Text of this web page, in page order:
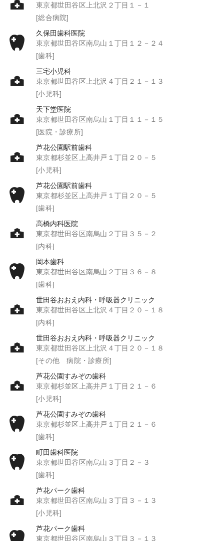
東京都世田谷区上北沢２丁目１－１
[総合病院]
久保田歯科医院
東京都世田谷区南烏山１丁目１２－２４
[歯科]
三宅小児科
東京都世田谷区上北沢４丁目２１－１３
[小児科]
天下堂医院
東京都世田谷区南烏山１丁目１１－１５
[医院・診療所]
芦花公園駅前歯科
東京都杉並区上高井戸１丁目２０－５
[小児科]
芦花公園駅前歯科
東京都杉並区上高井戸１丁目２０－５
[歯科]
高橋内科医院
東京都世田谷区南烏山２丁目３５－２
[内科]
岡本歯科
東京都世田谷区南烏山２丁目３６－８
[歯科]
世田谷おおえ内科・呼吸器クリニック
東京都世田谷区上北沢４丁目２０－１８
[内科]
世田谷おおえ内科・呼吸器クリニック
東京都世田谷区上北沢４丁目２０－１８
[その他 病院・診療所]
芦花公園すみぞの歯科
東京都杉並区上高井戸１丁目２１－６
[小児科]
芦花公園すみぞの歯科
東京都杉並区上高井戸１丁目２１－６
[歯科]
町田歯科医院
東京都世田谷区南烏山３丁目２－３
[歯科]
芦花パーク歯科
東京都世田谷区南烏山３丁目３－１３
[小児科]
芦花パーク歯科
東京都世田谷区南烏山３丁目３－１３